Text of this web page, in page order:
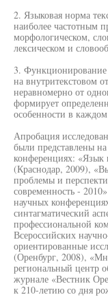
2. Языковая норма
наиболее частотным
морфологическом,
лексическом и
3. Функционирование
на внутритекстовом
неравномерно от
формирует
особенности в
Апробация
были представлены
конференциях: «Язык
(Краснодар, 2009),
проблемы и
современность -
научных
синтагматический
профессиональной
Всероссийских
ориентированные
(Оренбург, 2008),
региональный центр
журнале «Вестник
к 210-летию со дня